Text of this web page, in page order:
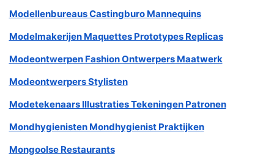
Modellenbureaus Castingburo Mannequins
Modelmakerijen Maquettes Prototypes Replicas
Modeontwerpen Fashion Ontwerpers Maatwerk
Modeontwerpers Stylisten
Modetekenaars Illustraties Tekeningen Patronen
Mondhygienisten Mondhygienist Praktijken
Mongoolse Restaurants